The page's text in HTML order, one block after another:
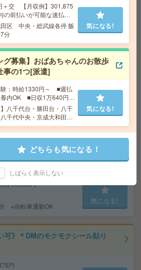
鹿島田駅徒歩2分
気になる!
！覚えたらルーティン！注文のチ
ど[派遣]
238,000円
大和市深見エリア（敷地内
気になる!
時給1500円！大手グループ＊デ
事務[派遣]
90,000円
※自転車通勤OK
気になる!
可》＊DMのモクモクシール貼り
円
＋交 【月収例】301,875
前払いが可能な速払い
区 中央・総武線各停 飯
分
気になる!
グ募集】おばあちゃんのお散歩
事の1つ[派遣]
験：時給1330円～ ■週払
内OK ■日収1万640円以
】八千代台・勝田台・八千
千代中央・京成大和田な
！
気になる!
どちらも気になる！
しばらく表示しない